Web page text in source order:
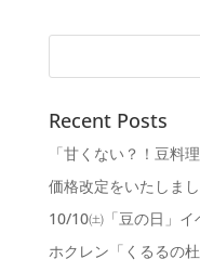
Recent Posts
「甘くない？！豆料
価格改定をいたしま
10/10㈯「豆の日」
ホクレン「くるるの